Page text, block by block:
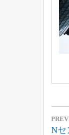
Nセ